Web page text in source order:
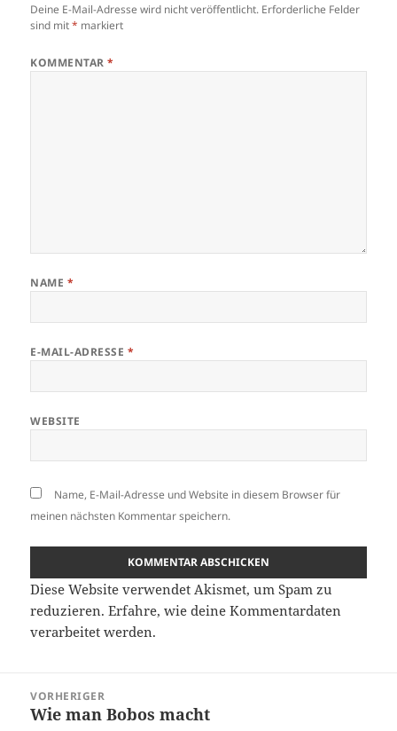
Deine E-Mail-Adresse wird nicht veröffentlicht. Erforderliche Felder
sind mit* markiert
KOMMENTAR*
NAME *
E-MAIL-ADRESSE *
WEBSITE
Name, E-Mail-Adresse und Website in diesem Browser für
meinen nächsten Kommentar speichern.
Diese Website verwendet Akismet, um Spam zu
reduzieren.Erfahre, wie deine Kommentardaten
verarbeitet werden.
VORHERIGER
Vorheriger
Wie man Bobos macht